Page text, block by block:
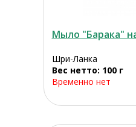
Мыло "Барака"
Шри-Ланка
Вес нетто: 100 г
Временно нет